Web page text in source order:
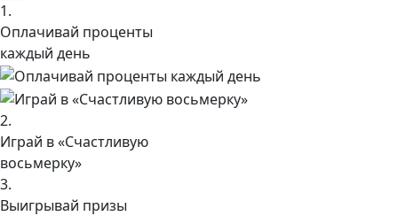
1.
Оплачивай проценты
каждый день
2.
Играй в «Счастливую
восьмерку»
3.
Выигрывай призы